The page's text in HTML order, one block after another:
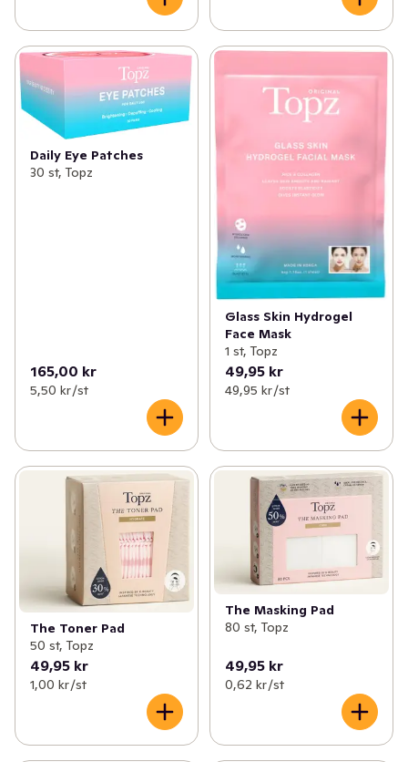
Daily Eye Patches
30 st, Topz
165,00 kr
5,50 kr /st
Glass Skin Hydrogel
Face Mask
1 st, Topz
49,95 kr
49,95 kr /st
The Toner Pad
50 st, Topz
49,95 kr
1,00 kr /st
The Masking Pad
80 st, Topz
49,95 kr
0,62 kr /st